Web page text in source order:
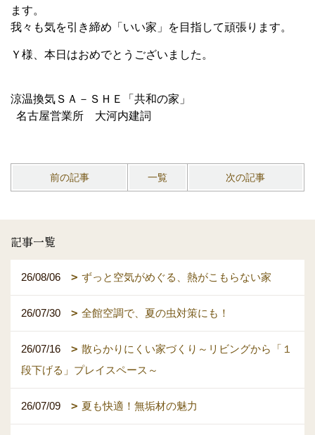
ます。
我々も気を引き締め「いい家」を目指して頑張ります。
Ｙ様、本日はおめでとうございました。
涼温換気ＳＡ－ＳＨＥ「共和の家」
名古屋営業所 大河内建詞
前の記事 一覧 次の記事
記事一覧
26/08/06 ずっと空気がめぐる、熱がこもらない家
26/07/30 全館空調で、夏の虫対策にも！
26/07/16
散らかりにくい家づくり～リビングから「１
段下げる」プレイスペース～
26/07/09 夏も快適！無垢材の魅力